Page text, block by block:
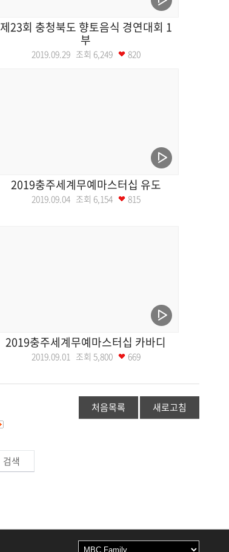
제23회 충청북도 향토음식 경연대회 1
부
2019.09.29 조회 6,249 820
2019충주세계무예마스터십 유도
2019.09.04 조회 6,154 815
2019충주세계무예마스터십 카바디
2019.09.01 조회 5,800 669
처음목록 새로고침